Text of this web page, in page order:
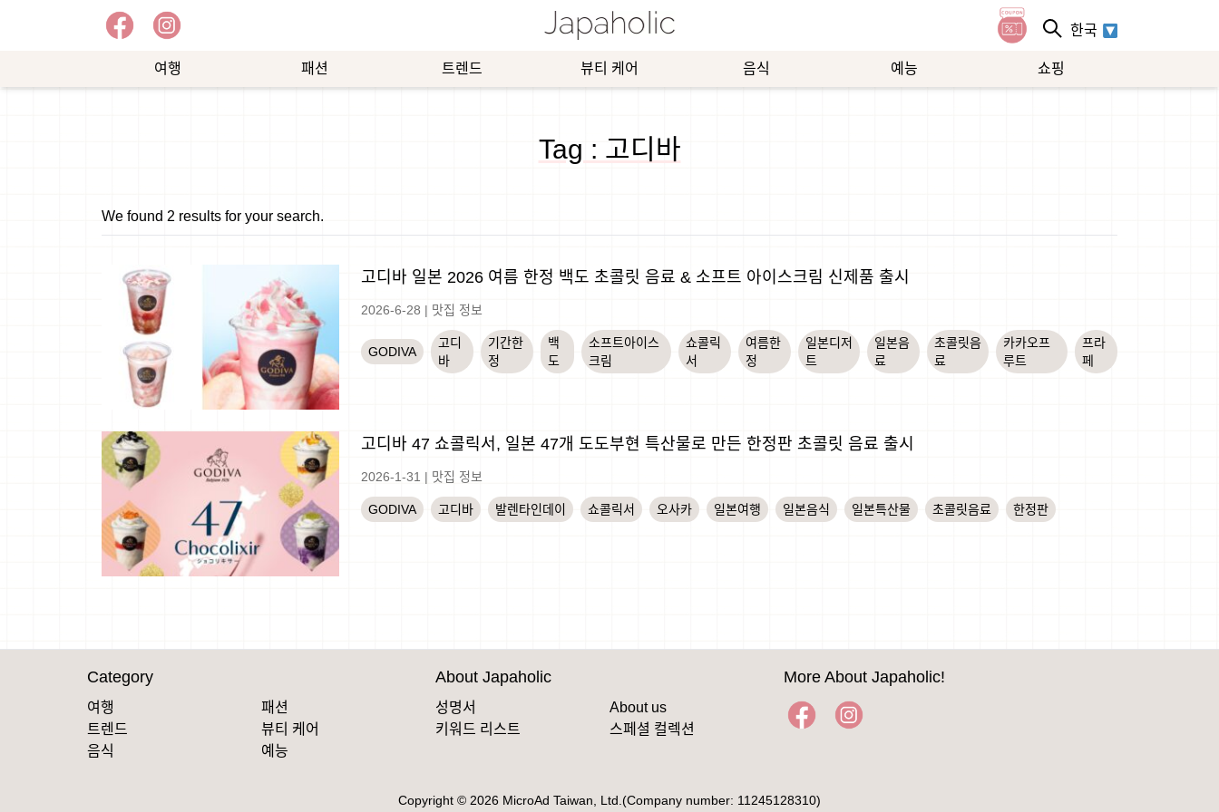
한국
여행 패션 트렌드 뷰티 케어 음식 예능
쇼핑
Tag : 고디바
We found 2 results for your search.
고디바 일본 2026 여름 한정 백도 초콜릿 음료 & 소프트 아이스크림 신제품 출시
2026-6-28 | 맛집 정보
GODIVA
고디
바
기간한
정
백
도
소프트아이스
크림
쇼콜릭
서
여름한
정
일본디저
트
일본음
료
초콜릿음
료
카카오프
루트
프라
페
고디바 47 쇼콜릭서, 일본 47개 도도부현 특산물로 만든 한정판 초콜릿 음료 출시
2026-1-31 | 맛집 정보
GODIVA 고디바 발렌타인데이 쇼콜릭서 오사카 일본여행 일본음식 일본특산물 초콜릿음료 한정판
Category
여행
패션
트렌드
뷰티 케어
음식
예능
About Japaholic
성명서
About us
키워드 리스트
스페셜 컬렉션
More About Japaholic!
Copyright © 2026 MicroAd Taiwan, Ltd.(Company number: 11245128310)